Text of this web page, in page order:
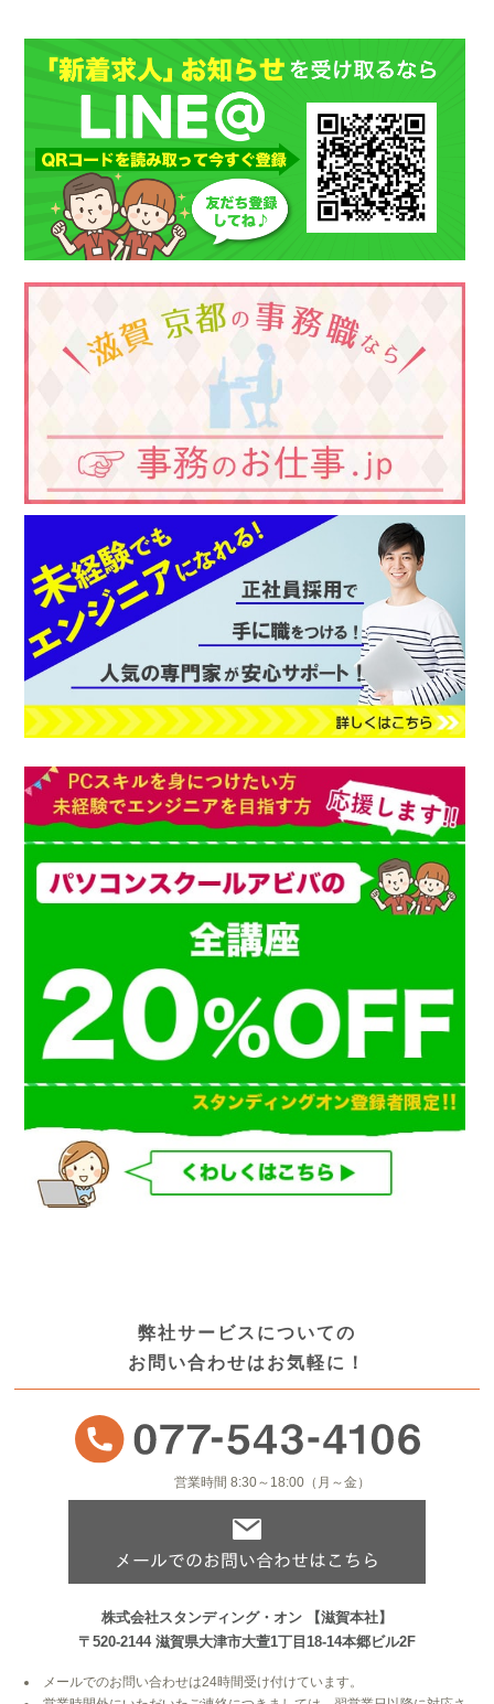
弊社サービスについての
お問い合わせはお気軽に！
営業時間 8:30～18:00（月～金）
株式会社スタンディング・オン
【滋賀本社】
〒520-2144 滋賀県大津市大萱1丁目18-14本郷ビル2F
メールでのお問い合わせは24時間受け付けています。